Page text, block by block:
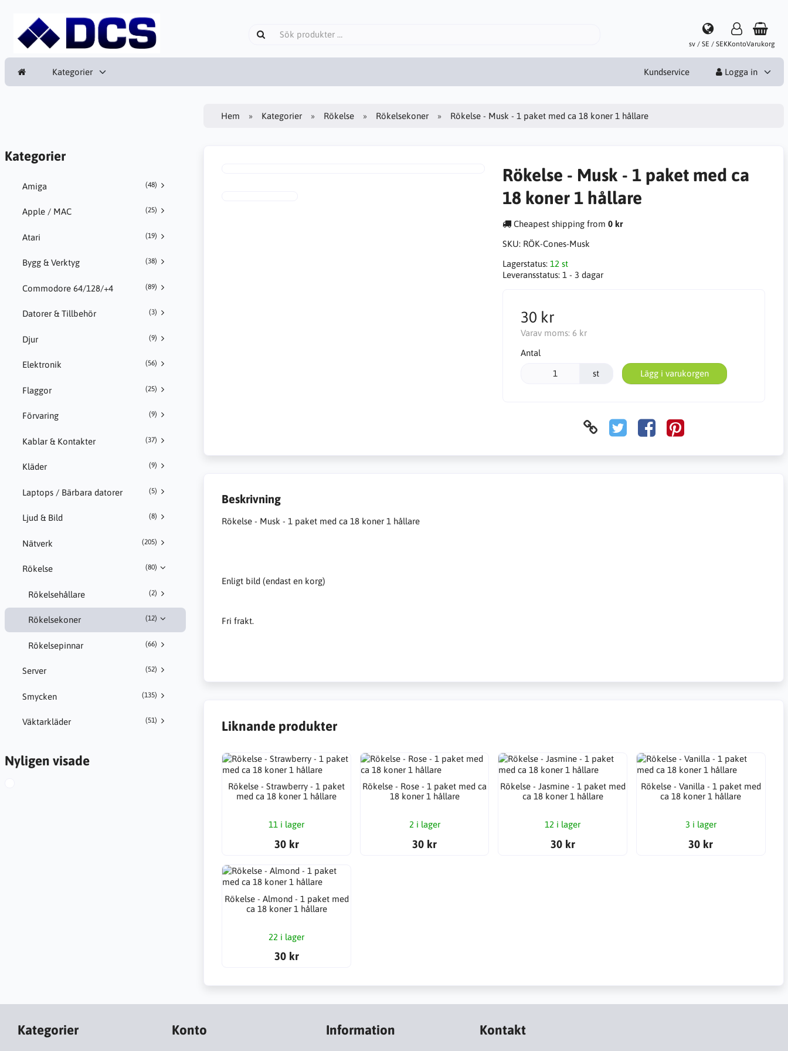
sv / SE / SEKKontoVarukorg
Kategorier Kundservice Logga in
Kategorier
Amiga (48)
Apple / MAC (25)
Atari (19)
Bygg & Verktyg (38)
Commodore 64/128/+4 (89)
Datorer & Tillbehör (3)
Djur (9)
Elektronik (56)
Flaggor (25)
Förvaring (9)
Kablar & Kontakter (37)
Kläder (9)
Laptops / Bärbara datorer (5)
Ljud & Bild (8)
Nätverk (205)
Rökelse (80)
Rökelsehållare (2)
Rökelsekoner (12)
Rökelsepinnar (66)
Server (52)
Smycken (135)
Väktarkläder (51)
Nyligen visade
Hem Kategorier Rökelse Rökelsekoner Rökelse - Musk - 1 paket med ca 18 koner 1 hållare
Rökelse - Musk - 1 paket med ca
18 koner 1 hållare
Cheapest shipping from 0 kr
SKU: RÖK-Cones-Musk
Lagerstatus: 12 st
Leveransstatus: 1 - 3 dagar
30 kr
Varav moms: 6 kr
Antal
st Lägg i varukorgen
Beskrivning
Rökelse - Musk - 1 paket med ca 18 koner 1 hållare
Enligt bild (endast en korg)
Fri frakt.
Liknande produkter
Rökelse - Strawberry - 1 paket
med ca 18 koner 1 hållare
11 i lager
30 kr
Rökelse - Rose - 1 paket med ca
18 koner 1 hållare
2 i lager
30 kr
Rökelse - Jasmine - 1 paket med
ca 18 koner 1 hållare
12 i lager
30 kr
Rökelse - Vanilla - 1 paket med
ca 18 koner 1 hållare
3 i lager
30 kr
Rökelse - Almond - 1 paket med
ca 18 koner 1 hållare
22 i lager
30 kr
Kategorier Konto Information Kontakt